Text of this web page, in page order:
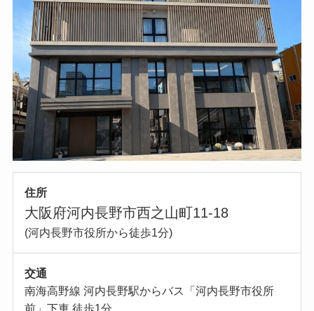
住所
大阪府河内長野市西之山町11-18
(河内長野市役所から徒歩1分)
交通
南海高野線 河内長野駅からバス「河内長野市役所
前」下車 徒歩1分